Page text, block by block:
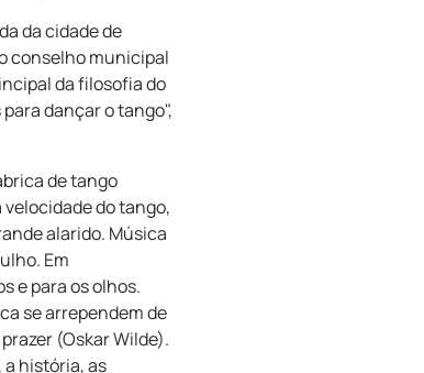
da cidade de
conselho municipal
da filosofia do
dançar o tango",
de tango
do tango,
alarido. Música
Em
e para os olhos.
se arrependem de
(Oskar Wilde).
história, as